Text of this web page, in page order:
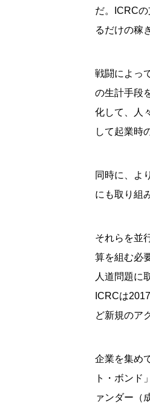
だ。ICRC
るだけの稼
戦闘によっ
の生計手段
化して、人
して起業時
同時に、よ
にも取り組
それらを並
算を組む必
人道問題に
ICRCは
ど新規のア
企業を集め
ト・ボンド
ァンダー（